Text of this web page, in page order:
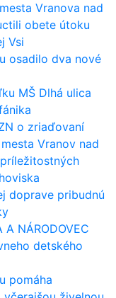
Vranova nad
obete útoku
Vsi
osadilo dva nové
MŠ Dlhá ulica
o zriaďovaní
Vranov nad
doprave pribudnú
A NÁRODOVEC
detského
pomáha